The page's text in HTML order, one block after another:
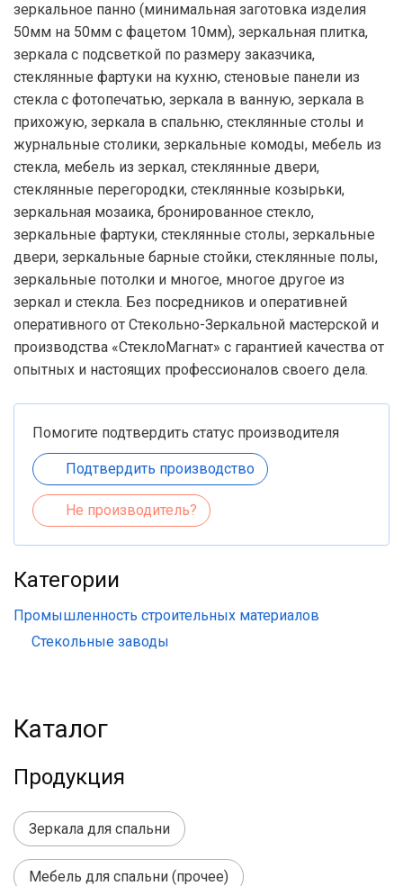
зеркальное панно (минимальная заготовка изделия
50мм на 50мм с фацетом 10мм), зеркальная плитка,
зеркала с подсветкой по размеру заказчика,
стеклянные фартуки на кухню, стеновые панели из
стекла с фотопечатью, зеркала в ванную, зеркала в
прихожую, зеркала в спальню, стеклянные столы и
журнальные столики, зеркальные комоды, мебель из
стекла, мебель из зеркал, стеклянные двери,
стеклянные перегородки, стеклянные козырьки,
зеркальная мозаика, бронированное стекло,
зеркальные фартуки, стеклянные столы, зеркальные
двери, зеркальные барные стойки, стеклянные полы,
зеркальные потолки и многое, многое другое из
зеркал и стекла. Без посредников и оперативней
оперативного от Стекольно-Зеркальной мастерской и
производства «СтеклоМагнат» с гарантией качества от
опытных и настоящих профессионалов своего дела.
Помогите подтвердить статус производителя
Подтвердить производство
Не производитель?
Категории
Промышленность строительных материалов
Стекольные заводы
Каталог
Продукция
Зеркала для спальни
Мебель для спальни (прочее)